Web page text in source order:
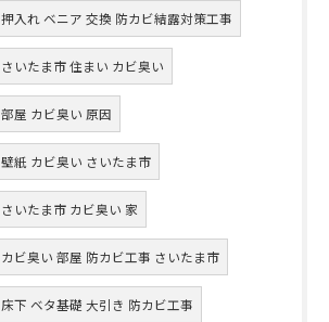
押入れ ベニア 交換 防カビ結露対策工事
さいたま市 住まい カビ臭い
部屋 カビ臭い 原因
壁紙 カビ臭い さいたま市
さいたま市 カビ臭い 家
カビ臭い 部屋 防カビ工事 さいたま市
床下 ベタ基礎 大引き 防カビ工事